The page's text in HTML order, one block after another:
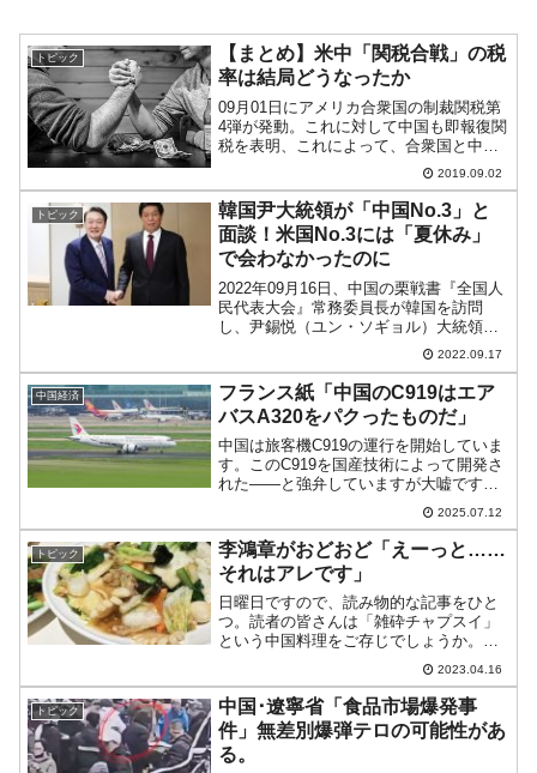
トピック
【まとめ】米中「関税合戦」の税
率は結局どうなったか
09月01日にアメリカ合衆国の制裁関税第
4弾が発動。これに対して中国も即報復関
税を表明、これによって、合衆国と中国
はお互い輸入品目全てに追加関税を賦課
したことになりました(ただし12月15日に
発動予定分あり)。事態は急速に進行して
いますが、...
2019.09.02
トピック
韓国尹大統領が「中国No.3」と
面談！米国No.3には「夏休み」
で会わなかったのに
2022年09月16日、中国の栗戦書『全国人
民代表大会』常務委員長が韓国を訪問
し、尹錫悦（ユン・ソギョル）大統領と
会談を行いました。↑さすが中国の超大
物・栗戦書委員長。失礼ながら尹大統領
の方が小物に見えます。栗戦書常務委員
長はチャイナセブン...
2022.09.17
中国経済
フランス紙「中国のC919はエア
バスA320をパクったものだ」
中国は旅客機C919の運行を開始していま
す。このC919を国産技術によって開発さ
れた――と強弁していますが大嘘です。
2023年05月28日（現地時間）、『中国東
方航空』のC919旅客機が同日午前10時32
分、乗客130人余りを乗せて上海虹橋...
2025.07.12
トピック
李鴻章がおどおど「えーっと……
それはアレです」
日曜日ですので、読み物的な記事をひと
つ。読者の皆さんは「雑砕チャプスイ」
という中国料理をご存じでしょうか。日
本ではあまり知られていないと思われま
すし、特に若い世代ではそうでしょう。
「何それ？」という方が多いのではない
でしょうか。例えば、ネッ...
2023.04.16
トピック
中国･遼寧省「食品市場爆発事
件」無差別爆弾テロの可能性があ
る。